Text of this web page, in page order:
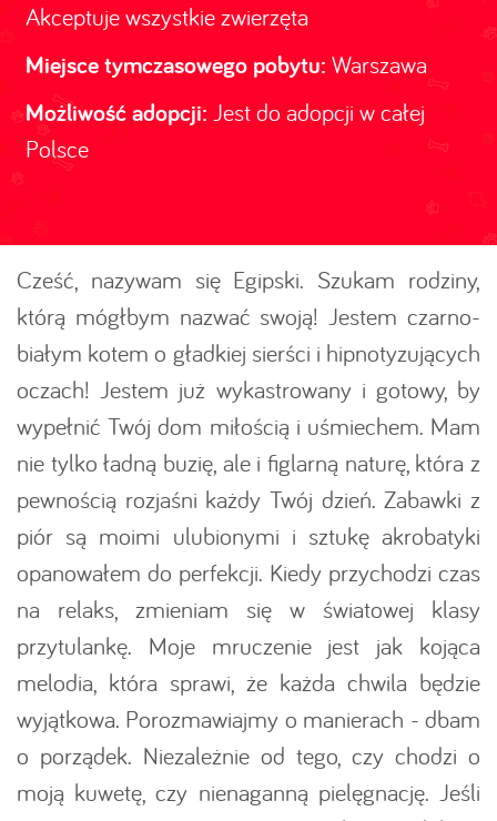
Akceptuje wszystkie zwierzęta
Miejsce tymczasowego pobytu: Warszawa
Możliwość adopcji: Jest do adopcji w całej
Polsce
Cześć, nazywam się Egipski. Szukam rodziny,
którą mógłbym nazwać swoją! Jestem czarno-
białym kotem o gładkiej sierści i hipnotyzujących
oczach! Jestem już wykastrowany i gotowy, by
wypełnić Twój dom miłością i uśmiechem. Mam
nie tylko ładną buzię, ale i figlarną naturę, która z
pewnością rozjaśni każdy Twój dzień. Zabawki z
piór są moimi ulubionymi i sztukę akrobatyki
opanowałem do perfekcji. Kiedy przychodzi czas
na relaks, zmieniam się w światowej klasy
przytulankę. Moje mruczenie jest jak kojąca
melodia, która sprawi, że każda chwila będzie
wyjątkowa. Porozmawiajmy o manierach - dbam
o porządek. Niezależnie od tego, czy chodzi o
moją kuwetę, czy nienaganną pielęgnację. Jeśli